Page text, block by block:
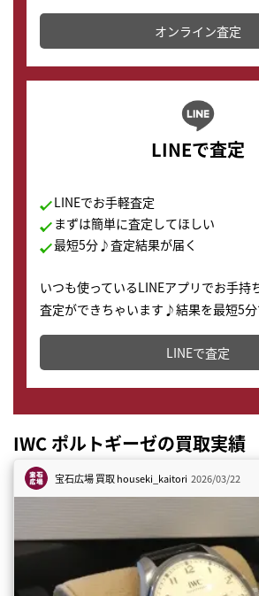
かります。
オンライン査定
LINEで査定
LINEでお手軽査定
まずは簡単に査定してほしい
最短5分♪査定結果が届く
いつも使っているLINEアプリでお手持
査定ができちゃいます♪結果を最短5分
どこからでもすぐに査定金額を知るこ
LINEで査定
IWC ポルトギーゼの買取実績
宝石広場 買取houseki_kaitori 2026/03/22